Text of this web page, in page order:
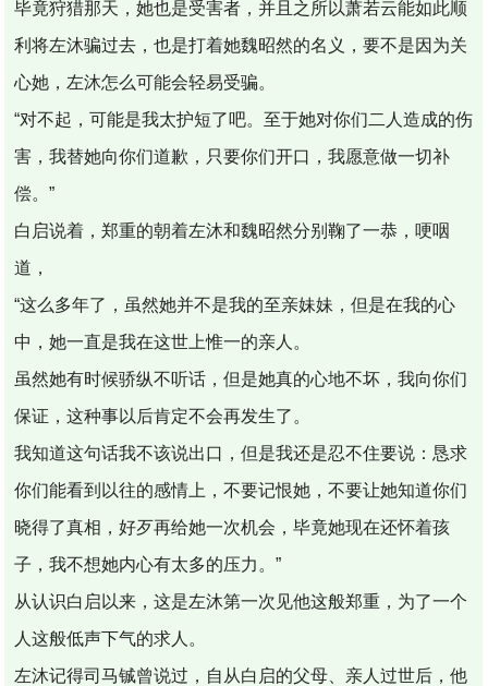
毕竟狩猎那天，她也是受害者，并且之所以萧若云能如此顺
利将左沐骗过去，也是打着她魏昭然的名义，要不是因为关
心她，左沐怎么可能会轻易受骗。
“对不起，可能是我太护短了吧。至于她对你们二人造成的伤
害，我替她向你们道歉，只要你们开口，我愿意做一切补
偿。”
白启说着，郑重的朝着左沐和魏昭然分别鞠了一恭，哽咽
道，
“这么多年了，虽然她并不是我的至亲妹妹，但是在我的心
中，她一直是我在这世上惟一的亲人。
虽然她有时候骄纵不听话，但是她真的心地不坏，我向你们
保证，这种事以后肯定不会再发生了。
我知道这句话我不该说出口，但是我还是忍不住要说：恳求
你们能看到以往的感情上，不要记恨她，不要让她知道你们
晓得了真相，好歹再给她一次机会，毕竟她现在还怀着孩
子，我不想她内心有太多的压力。”
从认识白启以来，这是左沐第一次见他这般郑重，为了一个
人这般低声下气的求人。
左沐记得司马铖曾说过，自从白启的父母、亲人过世后，他